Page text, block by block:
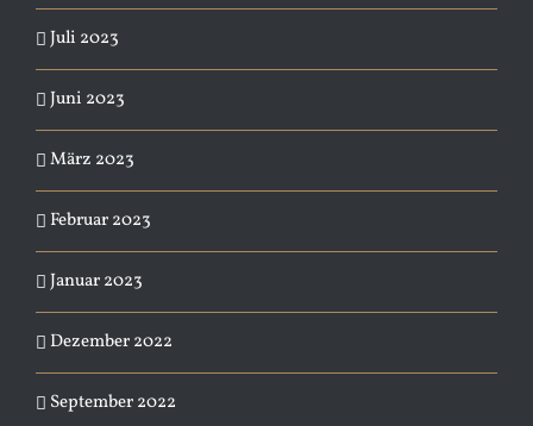
Juli 2023
Juni 2023
März 2023
Februar 2023
Januar 2023
Dezember 2022
September 2022